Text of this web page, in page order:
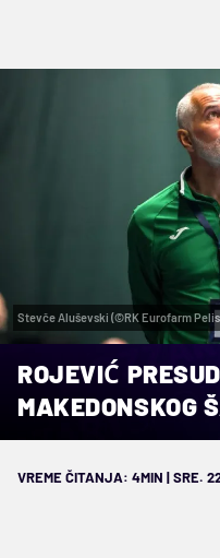
Stevče Aluševski (©RK Eurofarm
ROJEVIĆ
MAKEDONSKOG
VREME ČITANJA: 4MIN | SRE.